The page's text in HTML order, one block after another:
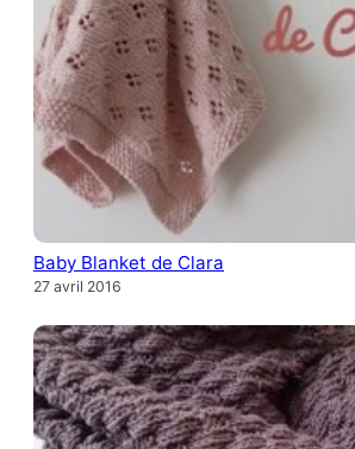
Baby Blanket de Clara
27 avril 2016